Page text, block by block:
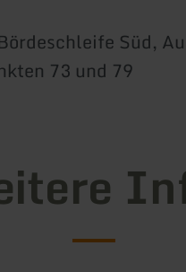
Süd,
73 und 79